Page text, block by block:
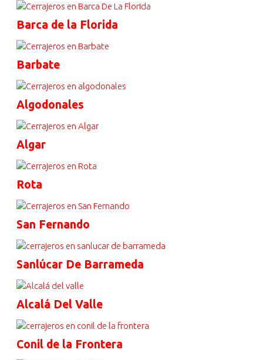
Barca de la Florida
Barbate
Algodonales
Algar
Rota
San Fernando
Sanlúcar De Barrameda
Alcalá Del Valle
Conil de la Frontera